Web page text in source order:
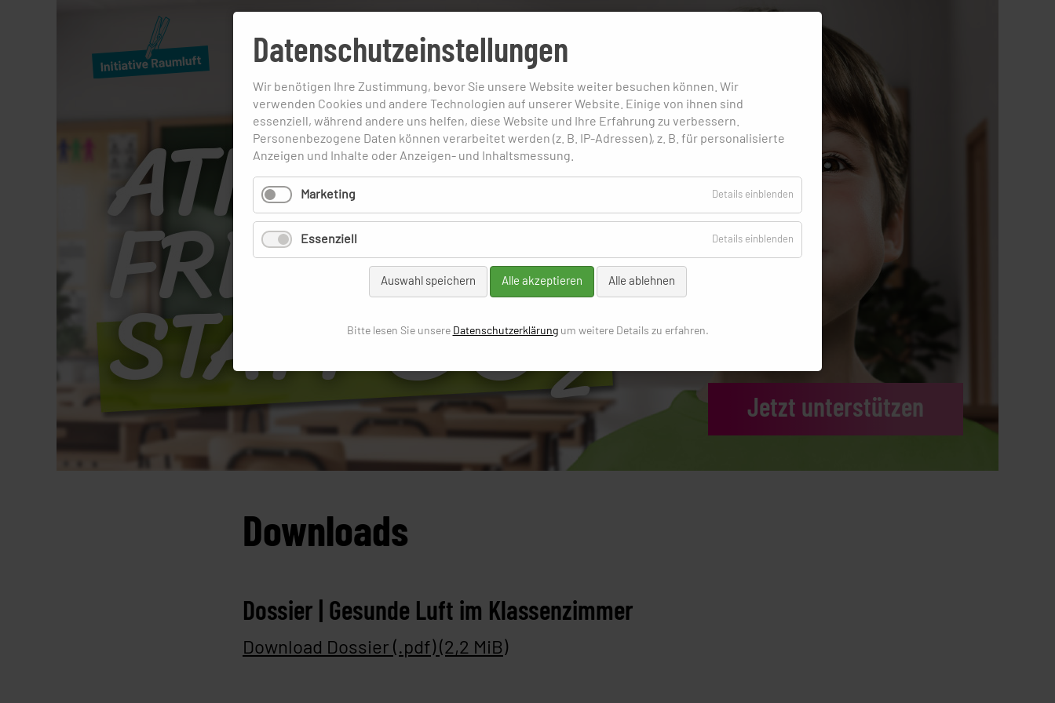
Jetzt unterstützen
Downloads
Dossier | Gesunde Luft im Klassenzimmer
Download Dossier (.pdf) (2,2 MiB)
Datenschutzeinstellungen
Wir benötigen Ihre Zustimmung, bevor Sie unsere Website weiter besuchen können. Wir
verwenden Cookies und andere Technologien auf unserer Website. Einige von ihnen sind
essenziell, während andere uns helfen, diese Website und Ihre Erfahrung zu verbessern.
Personenbezogene Daten können verarbeitet werden (z. B. IP-Adressen), z. B. für personalisierte
Anzeigen und Inhalte oder Anzeigen- und Inhaltsmessung.
Marketing Details einblenden
Essenziell Details einblenden
Auswahl speichern Alle akzeptieren Alle ablehnen
Bitte lesen Sie unsere Datenschutzerklärungum weitere Details zu erfahren.